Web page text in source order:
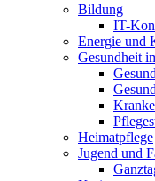
Bildung
IT-
Energie und
Gesundheit
Heimatpflege
Jugend und